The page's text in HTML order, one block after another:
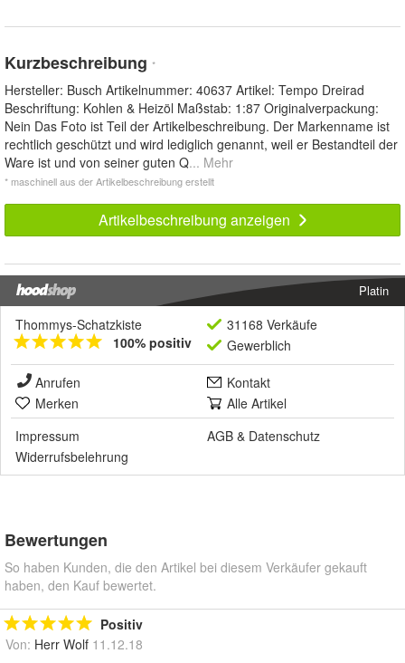
Kurzbeschreibung *
Hersteller: Busch Artikelnummer: 40637 Artikel: Tempo Dreirad
Beschriftung: Kohlen & Heizöl Maßstab: 1:87 Originalverpackung:
Nein Das Foto ist Teil der Artikelbeschreibung. Der Markenname ist
rechtlich geschützt und wird lediglich genannt, weil er Bestandteil der
Ware ist und von seiner guten Q... Mehr
* maschinell aus der Artikelbeschreibung erstellt
Artikelbeschreibung anzeigen
Platin
Thommys-Schatzkiste
100% positiv
31168 Verkäufe
Gewerblich
Anrufen
Kontakt
Merken
Alle Artikel
Impressum
AGB & Datenschutz
Widerrufsbelehrung
Bewertungen
So haben Kunden, die den Artikel bei diesem Verkäufer gekauft
haben, den Kauf bewertet.
Positiv
Von: Herr Wolf 11.12.18